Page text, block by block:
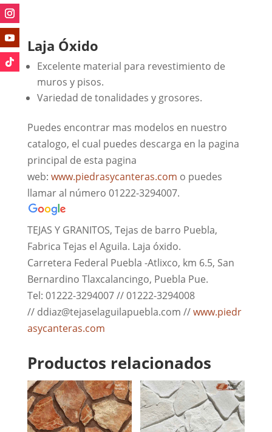
Laja Óxido
Excelente material para revestimiento de
muros y pisos.
Variedad de tonalidades y grosores.
Puedes encontrar mas modelos en nuestro
catalogo, el cual puedes descarga en la pagina
principal de esta pagina
web: www.piedrasycanteras.com o puedes
llamar al número 01222-3294007.
TEJAS Y GRANITOS, Tejas de barro Puebla,
Fabrica Tejas el Aguila. Laja óxido.
Carretera Federal Puebla -Atlixco, km 6.5, San
Bernardino Tlaxcalancingo, Puebla Pue.
Tel: 01222-3294007 // 01222-3294008
// ddiaz@tejaselaguilapuebla.com //www.piedr
asycanteras.com
Productos relacionados